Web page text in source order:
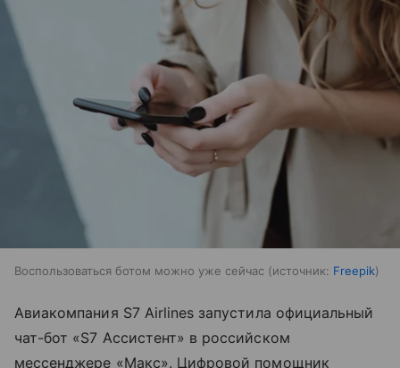
Воспользоваться ботом можно уже сейчас источник: Freepik
Авиакомпания S7 Airlines запустила официальный
чат-бот «S7 Ассистент» в российском
мессенджере «Макс». Цифровой помощник